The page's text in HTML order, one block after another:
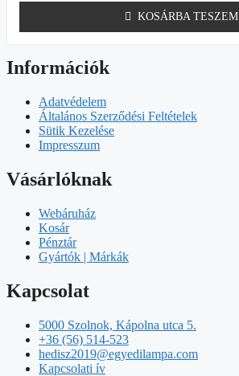
KOSÁRBA TESZEM
Információk
Adatvédelem
Általános Szerződési Feltételek
Sütik Kezelése
Impresszum
Vásárlóknak
Webáruház
Kosár
Pénztár
Gyártók | Márkák
Kapcsolat
5000 Szolnok, Kápolna utca 5.
+36 (56) 514-523
hedisz2019@egyedilampa.com
Kapcsolati ív